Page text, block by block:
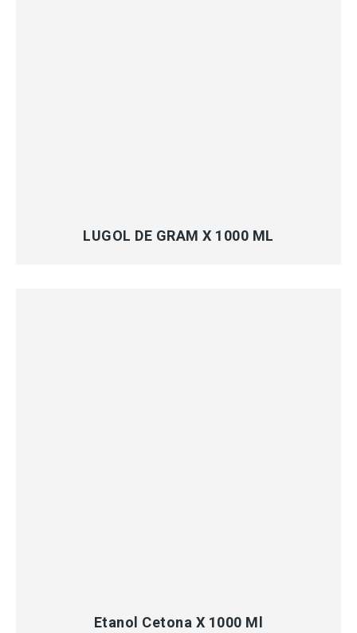
LUGOL DE GRAM X 1000 ML
Etanol Cetona X 1000 Ml